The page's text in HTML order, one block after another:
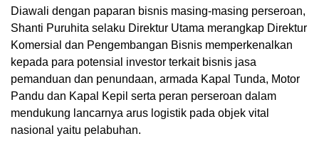
Diawali dengan paparan bisnis masing-masing perseroan,
Shanti Puruhita selaku Direktur Utama merangkap Direktur
Komersial dan Pengembangan Bisnis memperkenalkan
kepada para potensial investor terkait bisnis jasa
pemanduan dan penundaan, armada Kapal Tunda, Motor
Pandu dan Kapal Kepil serta peran perseroan dalam
mendukung lancarnya arus logistik pada objek vital
nasional yaitu pelabuhan.